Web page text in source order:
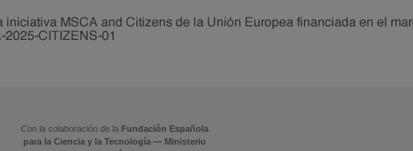
Con la colaboración de la Fundación Española
para la Ciencia y la Tecnología — Ministerio